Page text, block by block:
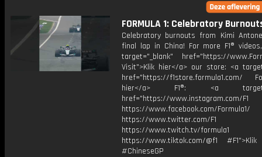
FORMULA 1: Celebratory Burnouts
Celebratory burnouts from Kimi
final lap in China! For more F1®
target="_blank" href="https://
Visit">Klik hier</a> our store: <a
href="https://f1store.formula1.com/
hier</a> F1®: <a
href="https://www.instagram.com/F1
https://www.facebook.com/Formula1/
https://www.twitter.com/F1
https://www.twitch.tv/formula1
https://www.tiktok.com/@f1
#ChineseGP